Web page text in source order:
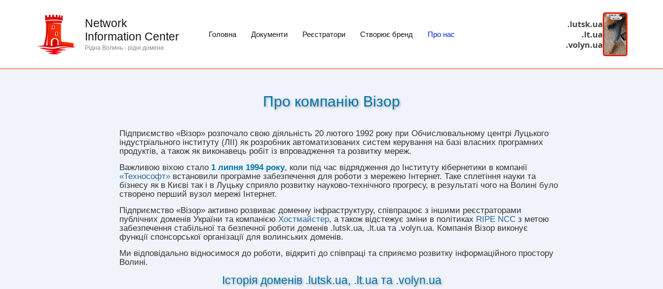
Network
Information Center
Рідна Волинь - рідні домени.
Головна Документи Реєстратори Створює бренд Про нас
.lutsk.ua
.lt.ua
.volyn.ua
Про компанію Візор
Підприємство «Візор» розпочало свою діяльність 20 лютого 1992 року при Обчислювальному центрі Луцького
індустріального інституту (ЛІІ) як розробник автоматизованих систем керування на базі власних програмних
продуктів, а також як виконавець робіт із впровадження та розвитку мереж.
Важливою віхою стало 1 липня 1994 року, коли під час відрядження до Інституту кібернетики в компанії
«Технософт» встановили програмне забезпечення для роботи з мережею Інтернет. Таке сплетіння науки та
бізнесу як в Києві так і в Луцьку сприяло розвитку науково-технічного прогресу, в результаті чого на Волині було
створено перший вузол мережі Інтернет.
Підприємство «Візор» активно розвиває доменну інфраструктуру, співпрацює з іншими реєстраторами
публічних доменів України та компанією Хостмайстер, а також відстежує зміни в політиках RIPE NCC з метою
забезпечення стабільної та безпечної роботи доменів .lutsk.ua, .lt.ua та .volyn.ua. Компанія Візор виконує
функції спонсорської організації для волинських доменів.
Ми відповідально відносимося до роботи, відкриті до співпраці та сприяємо розвитку інформаційного простору
Волині.
Історія доменів .lutsk.ua, .lt.ua та .volyn.ua